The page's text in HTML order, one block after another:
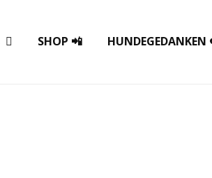
SHOP 📲 HUNDEGEDANKEN